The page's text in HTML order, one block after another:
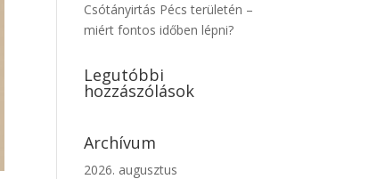
Csótányirtás Pécs területén –
miért fontos időben lépni?
Legutóbbi
hozzászólások
Archívum
2026. augusztus